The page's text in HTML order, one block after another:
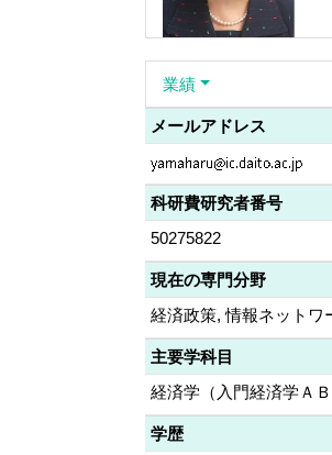
業績
メールアドレス
科研費研究者番号
50275822
現在の専門分野
経済政策, 情報ネットワ
主要学科目
経済学（入門経済学Ａ
学歴